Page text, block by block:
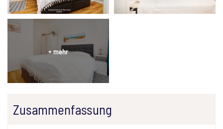
Zusammenfassung